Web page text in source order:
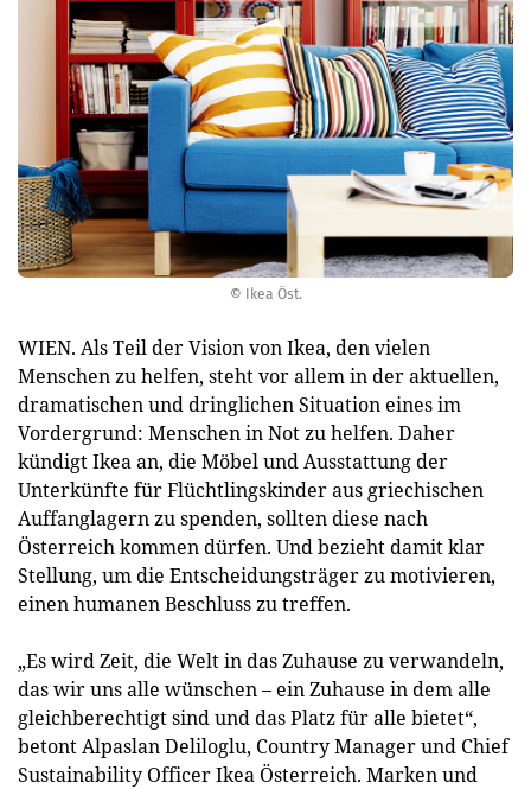
© Ikea Öst.
WIEN. Als Teil der Vision von Ikea, den vielen
Menschen zu helfen, steht vor allem in der aktuellen,
dramatischen und dringlichen Situation eines im
Vordergrund: Menschen in Not zu helfen. Daher
kündigt Ikea an, die Möbel und Ausstattung der
Unterkünfte für Flüchtlingskinder aus griechischen
Auffanglagern zu spenden, sollten diese nach
Österreich kommen dürfen. Und bezieht damit klar
Stellung, um die Entscheidungsträger zu motivieren,
einen humanen Beschluss zu treffen.
„Es wird Zeit, die Welt in das Zuhause zu verwandeln,
das wir uns alle wünschen – ein Zuhause in dem alle
gleichberechtigt sind und das Platz für alle bietet“,
betont Alpaslan Deliloglu, Country Manager und Chief
Sustainability Officer Ikea Österreich. Marken und